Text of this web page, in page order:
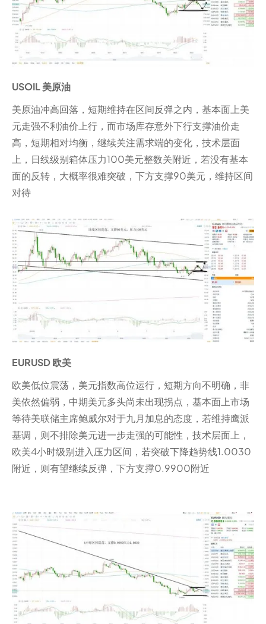
USOIL 美原油
美原油冲高回落，短期维持在区间反弹之内，基本面上美
元走强不利油价上行，而市场库存意外下行支撑油价走
高，短期相对均衡，继续关注需求端的变化，技术层面
上，日线级别箱体压力100美元整数关附近，若没有基本
面的反转，大概率很难突破，下方支撑90美元，维持区间
对待
EURUSD 欧美
欧美低位震荡，美元指数高位运行，短期方向不明确，非
美依然偏弱，中期美元多头尚未出现拐点，基本面上市场
等待美联储主席鲍威尔对于九月加息的态度，若维持鹰派
基调，则不排除美元进一步走强的可能性，技术层面上，
欧美4小时级别进入压力区间，若突破下降趋势线1.0030
附近，则有望继续反弹，下方支撑0.9900附近